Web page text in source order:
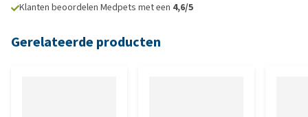
Klanten beoordelen Medpets met een 4,6/5
Gerelateerde producten